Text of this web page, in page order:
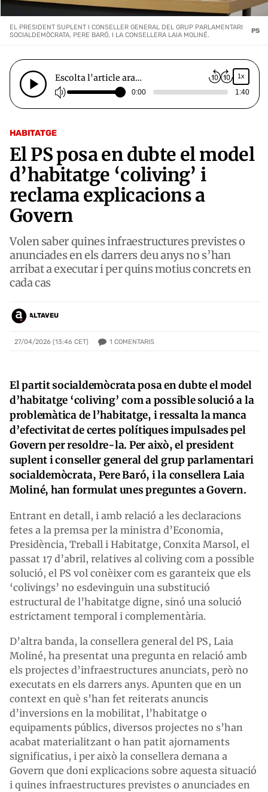
HABITATGE
El PS posa en dubte el model
d’habitatge ‘coliving’ i
reclama explicacions a
Govern
Volen saber quines infraestructures previstes o
anunciades en els darrers deu anys no s’han
arribat a executar i per quins motius concrets en
cada cas
ALTAVEU
27/04/2026 (13:46 CET) 1 COMENTARIS
EL PRESIDENT SUPLENT I CONSELLER GENERAL DEL GRUP PARLAMENTARI
SOCIALDEMÒCRATA, PERE BARÓ, I LA CONSELLERA LAIA MOLINÉ.
PS
Escolta l'article ara… 1x
0:00 1:40
El partit socialdemòcrata posa en dubte el model
d’habitatge ‘coliving’ com a possible solució a la
problemàtica de l’habitatge, i ressalta la manca
d’efectivitat de certes polítiques impulsades pel
Govern per resoldre-la. Per això, el president
suplent i conseller general del grup parlamentari
socialdemòcrata, Pere Baró, i la consellera Laia
Moliné, han formulat unes preguntes a Govern.
Entrant en detall, i amb relació a les declaracions
fetes a la premsa per la ministra d’Economia,
Presidència, Treball i Habitatge, Conxita Marsol, el
passat 17 d’abril, relatives al coliving com a possible
solució, el PS vol conèixer com es garanteix que els
‘colivings’ no esdevinguin una substitució
estructural de l’habitatge digne, sinó una solució
estrictament temporal i complementària.
D’altra banda, la consellera general del PS, Laia
Moliné, ha presentat una pregunta en relació amb
els projectes d’infraestructures anunciats, però no
executats en els darrers anys. Apunten que en un
context en què s’han fet reiterats anuncis
d’inversions en la mobilitat, l’habitatge o
equipaments públics, diversos projectes no s’han
acabat materialitzant o han patit ajornaments
significatius, i per això la consellera demana a
Govern que doni explicacions sobre aquesta situació
i quines infraestructures previstes o anunciades en